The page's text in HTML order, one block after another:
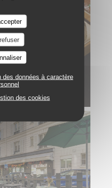
des données à caractère
des cookies